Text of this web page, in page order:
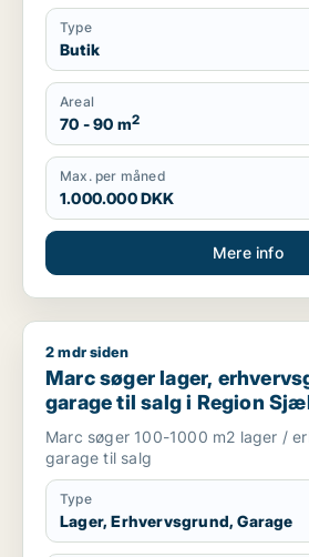
Type
Butik
Areal
70 - 90 m2
Max. per måned
1.000.000 DKK
Mere info
Marc søger lager, erhvervsgrund
2 mdr siden
Marc søger lager,
garage til salg i Region
Nordsjælland
Marc søger 100-1000 m2 lager /
garage til salg
Type
Lager, Erhvervsgrund, Garage